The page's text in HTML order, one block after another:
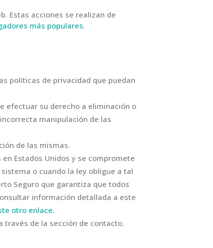
Estas acciones se realizan de
más populares.
políticas de privacidad que puedan
efectuar su derecho a eliminación o
manipulación de las
de las mismas.
Estados Unidos y se compromete
o cuando la ley obligue a tal
Seguro que garantiza que todos
información detallada a este
otro enlace.
través de la sección de contacto.